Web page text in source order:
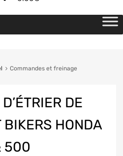
Commandes et freinage
DE
BIKERS HONDA
500